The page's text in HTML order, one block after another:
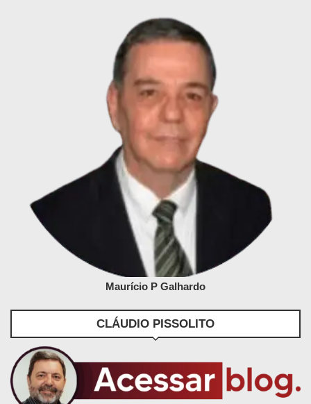
Maurício P Galhardo
CLÁUDIO PISSOLITO